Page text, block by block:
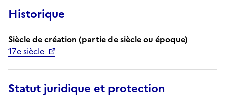
Historique
Siècle de création (partie de siècle ou époque)
17e siècle
Statut juridique et protection